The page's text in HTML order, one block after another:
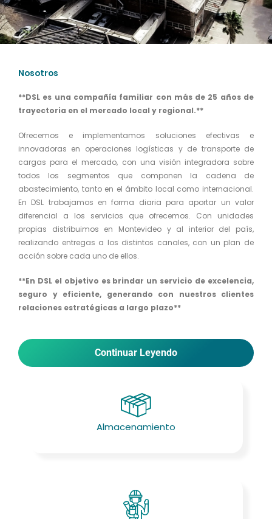
Almacenamiento
Nosotros
**DSL es una compañía familiar con más de 25 años de
trayectoria en el mercado local y regional.**
Ofrecemos e implementamos soluciones efectivas e
innovadoras en operaciones logísticas y de transporte de
cargas para el mercado, con una visión integradora sobre
todos los segmentos que componen la cadena de
abastecimiento, tanto en el ámbito local como internacional.
En DSL trabajamos en forma diaria para aportar un valor
diferencial a los servicios que ofrecemos. Con unidades
propias distribuimos en Montevideo y al interior del país,
realizando entregas a los distintos canales, con un plan de
acción sobre cada uno de ellos.
**En DSL el objetivo es brindar un servicio de excelencia,
seguro y eficiente, generando con nuestros clientes
relaciones estratégicas a largo plazo**
Continuar Leyendo